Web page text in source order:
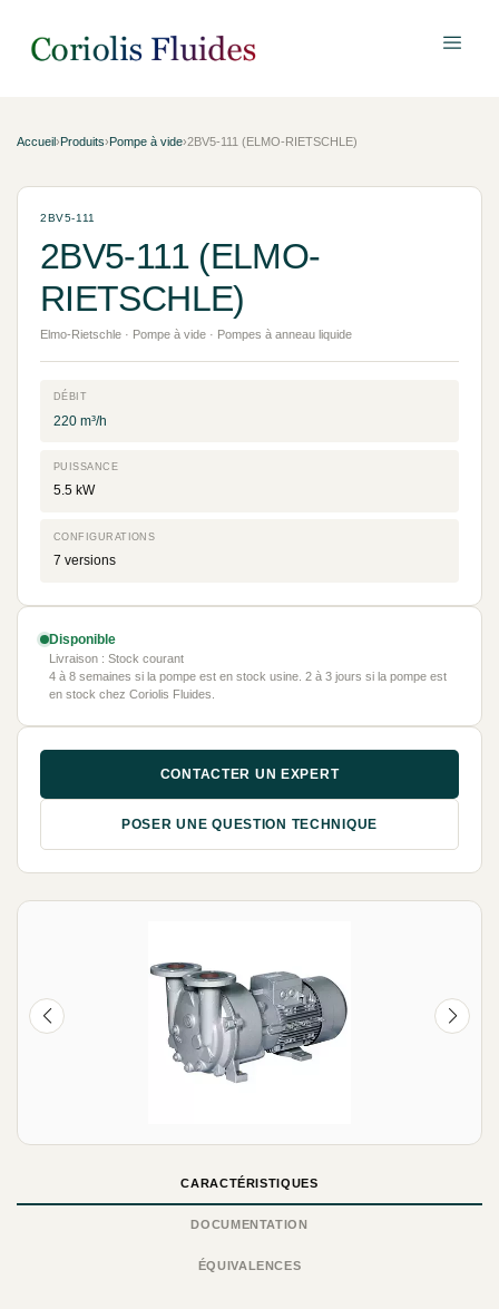
Accueil›Produits›Pompe à vide›2BV5-111 (ELMO-RIETSCHLE)
CARACTÉRISTIQUES
DOCUMENTATION
ÉQUIVALENCES
2BV5-111
2BV5-111 (ELMO-
RIETSCHLE)
Elmo-Rietschle · Pompe à vide · Pompes à anneau liquide
DÉBIT
220 m³/h
PUISSANCE
5.5 kW
CONFIGURATIONS
7 versions
Disponible
Livraison : Stock courant
4 à 8 semaines si la pompe est en stock usine. 2 à 3 jours si la pompe est
en stock chez Coriolis Fluides.
CONTACTER UN EXPERT
POSER UNE QUESTION TECHNIQUE